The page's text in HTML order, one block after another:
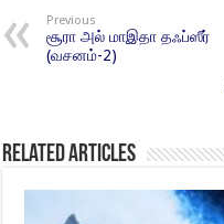
Previous
சூரா அல் மாஇதா தஃப்ஸீர்
(வசனம்-2)
Related Articles